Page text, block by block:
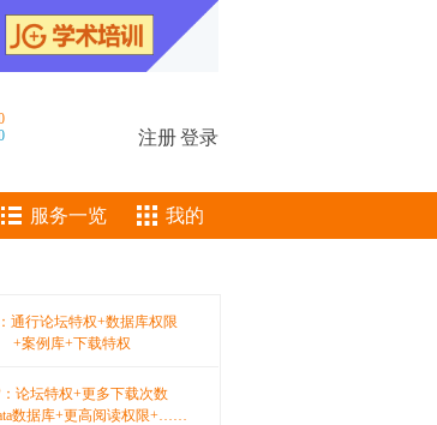
注册登录
服务一览 我的
通行论坛特权+数据库权限
+案例库+下载特权
论坛特权+更多下载次数
数据库+更高阅读权限+……